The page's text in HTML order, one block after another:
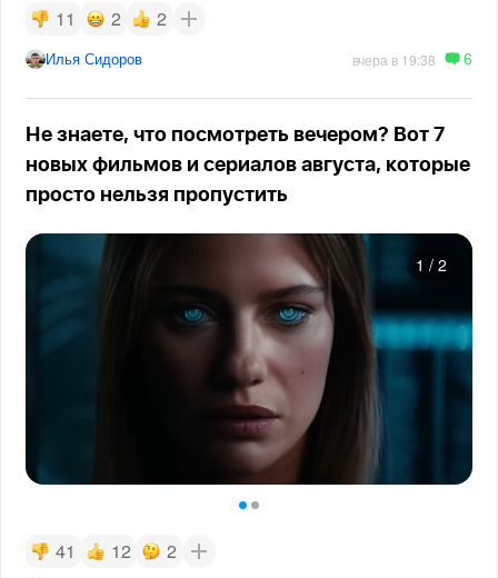
11 2 2
Илья Сидоров вчера в 19:38 6
Не знаете, что посмотреть вечером? Вот 7
новых фильмов и сериалов августа, которые
просто нельзя пропустить
1 / 2
41 12 2